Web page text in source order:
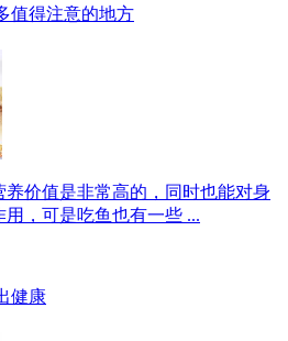
值得注意的地方
价值是非常高的，同时也能对身
，可是吃鱼也有一些 ...
健康